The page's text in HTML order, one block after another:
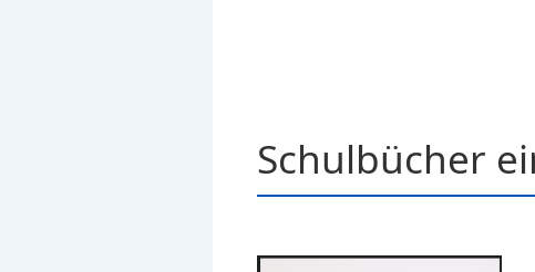
Schulbücher